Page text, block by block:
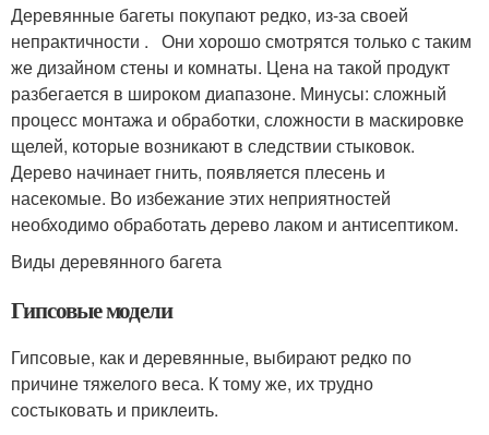
Деревянные багеты покупают редко, из-за своей
непрактичности . Они хорошо смотрятся только с таким
же дизайном стены и комнаты. Цена на такой продукт
разбегается в широком диапазоне. Минусы: сложный
процесс монтажа и обработки, сложности в маскировке
щелей, которые возникают в следствии стыковок.
Дерево начинает гнить, появляется плесень и
насекомые. Во избежание этих неприятностей
необходимо обработать дерево лаком и антисептиком.
Виды деревянного багета
Гипсовые модели
Гипсовые, как и деревянные, выбирают редко по
причине тяжелого веса. К тому же, их трудно
состыковать и приклеить.